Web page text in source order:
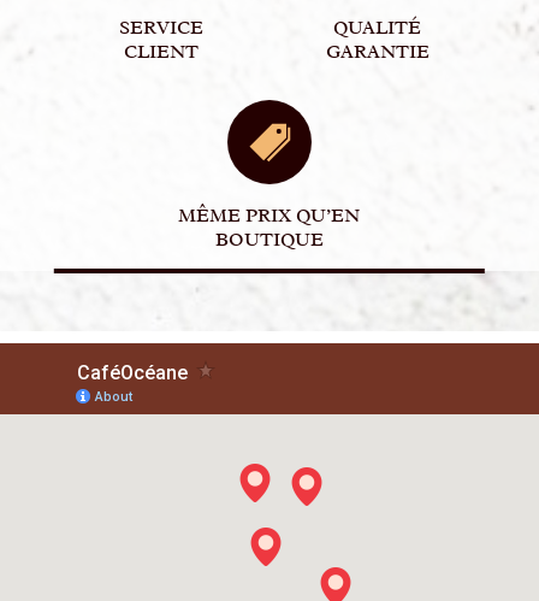
SERVICE
CLIENT
QUALITÉ
GARANTIE
MÊME PRIX QU’EN
BOUTIQUE